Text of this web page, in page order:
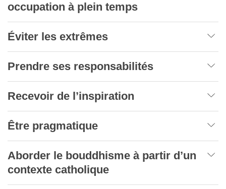
occupation à plein temps
Éviter les extrêmes
Prendre ses responsabilités
Recevoir de l’inspiration
Être pragmatique
Aborder le bouddhisme à partir d’un
contexte catholique